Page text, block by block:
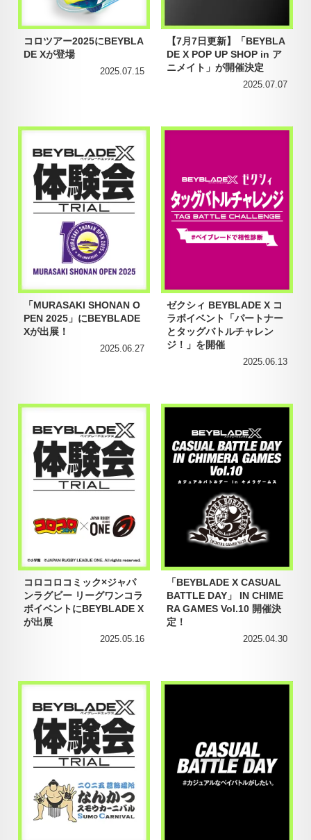
コロツアー2025にBEYBLA
DE Xが登場
2025.07.15
【7月7日更新】「BEYBLA
DE X POP UP SHOP in ア
ニメイト」が開催決定
2025.07.07
「MURASAKI SHONAN O
PEN 2025」にBEYBLADE
Xが出展！
2025.06.27
ゼクシィ BEYBLADE X コ
ラボイベント「パートナー
とタッグバトルチャレン
ジ！」を開催
2025.06.13
コロコロコミック×ジャパ
ンラグビー リーグワンコラ
ボイベントにBEYBLADE X
が出展
2025.05.16
「BEYBLADE X CASUAL
BATTLE DAY」 IN CHIME
RA GAMES Vol.10 開催決
定！
2025.04.30